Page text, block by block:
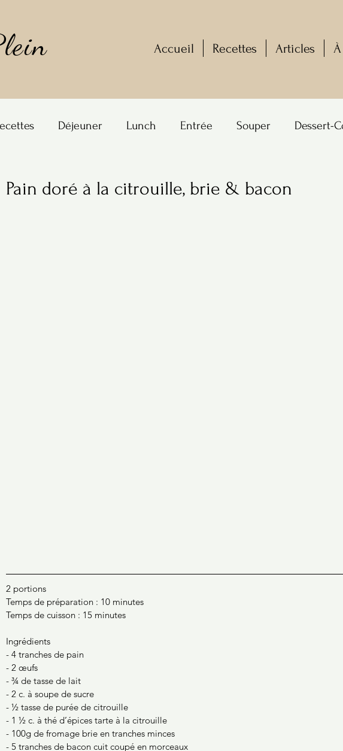
Accueil Recettes Articles
Déjeuner Lunch Entrée Souper Dessert-
Pain doré à la citrouille, brie & bacon
2 portions
Temps de préparation : 10 minutes
Temps de cuisson : 15 minutes
Ingrédients
- 4 tranches de pain
- 2 œufs
- ¾ de tasse de lait
- 2 c. à soupe de sucre
- ½ tasse de purée de citrouille
- 1 ½ c. à thé d’épices tarte à la citrouille
- 100g de fromage brie en tranches minces
- 5 tranches de bacon cuit coupé en morceaux